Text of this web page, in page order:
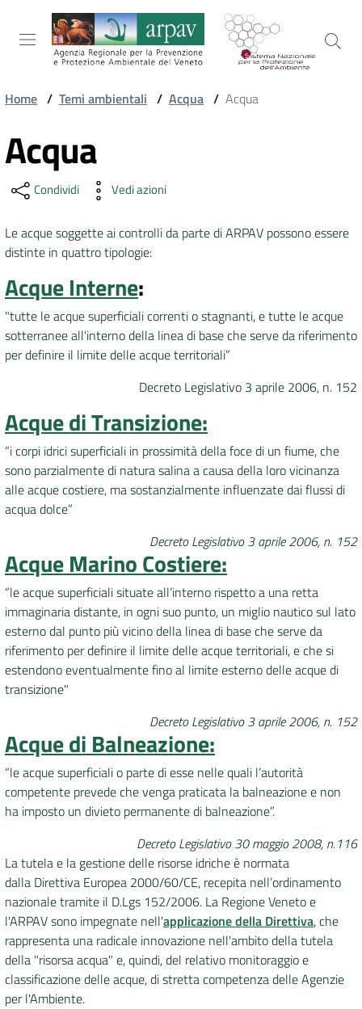
Salta al contenuto
Salta alla navigazione
Salta al footer
TEMI
SERVIZI
AMBIENTALI
Seguici
Home / Temi ambientali / Acqua / Acqua
Vai al contenuto
Acqua
Condividi Vedi azioni
Le acque soggette ai controlli da parte di ARPAV possono essere
distinte in quattro tipologie:
Acque Interne:
"tutte le acque superficiali correnti o stagnanti, e tutte le acque
sotterranee all'interno della linea di base che serve da riferimento
per definire il limite delle acque territoriali”
Decreto Legislativo 3 aprile 2006, n. 152
Acque di Transizione:
“i corpi idrici superficiali in prossimità della foce di un fiume, che
sono parzialmente di natura salina a causa della loro vicinanza
alle acque costiere, ma sostanzialmente influenzate dai flussi di
acqua dolce”
Decreto Legislativo 3 aprile 2006, n. 152
Acque Marino Costiere:
“le acque superficiali situate all’interno rispetto a una retta
immaginaria distante, in ogni suo punto, un miglio nautico sul lato
esterno dal punto più vicino della linea di base che serve da
riferimento per definire il limite delle acque territoriali, e che si
estendono eventualmente fino al limite esterno delle acque di
transizione"
Decreto Legislativo 3 aprile 2006, n. 152
Acque di Balneazione:
“le acque superficiali o parte di esse nelle quali l’autorità
competente prevede che venga praticata la balneazione e non
ha imposto un divieto permanente di balneazione”.
Decreto Legislativo 30 maggio 2008, n.116
La tutela e la gestione delle risorse idriche è normata
dalla Direttiva Europea 2000/60/CE, recepita nell’ordinamento
nazionale tramite il D.Lgs 152/2006. La Regione Veneto e
l'ARPAV sono impegnate nell'applicazione della Direttiva, che
rappresenta una radicale innovazione nell'ambito della tutela
della "risorsa acqua" e, quindi, del relativo monitoraggio e
classificazione delle acque, di stretta competenza delle Agenzie
per l'Ambiente.